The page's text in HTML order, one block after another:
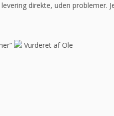
direkte, uden problemer.
Vurderet af Ole